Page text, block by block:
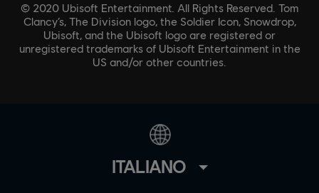
© 2020 Ubisoft Entertainment. All Rights Reserved. Tom
Clancy’s, The Division logo, the Soldier Icon, Snowdrop,
Ubisoft, and the Ubisoft logo are registered or
unregistered trademarks of Ubisoft Entertainment in the
US and/or other countries.
ITALIANO